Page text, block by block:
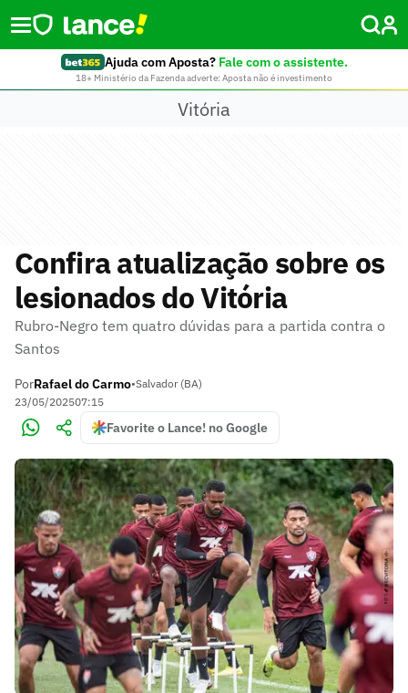
Ajuda com Aposta? Fale com o assistente.
18+ Ministério da Fazenda adverte: Aposta não é investimento
Vitória
Confira atualização sobre os
lesionados do Vitória
Rubro-Negro tem quatro dúvidas para a partida contra o
Santos
PorRafael do Carmo•Salvador (BA)
23/05/202507:15
Favorite o Lance! no Google